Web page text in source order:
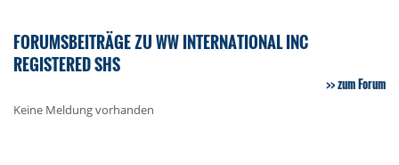
FORUMSBEITRÄGE ZU WW INTERNATIONAL INC
REGISTERED SHS
zum Forum
Keine Meldung vorhanden